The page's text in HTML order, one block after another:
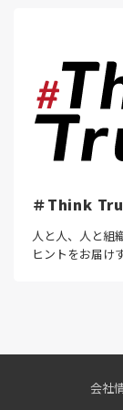
＃Think
人と人、人と組
ヒントをお届け
会社